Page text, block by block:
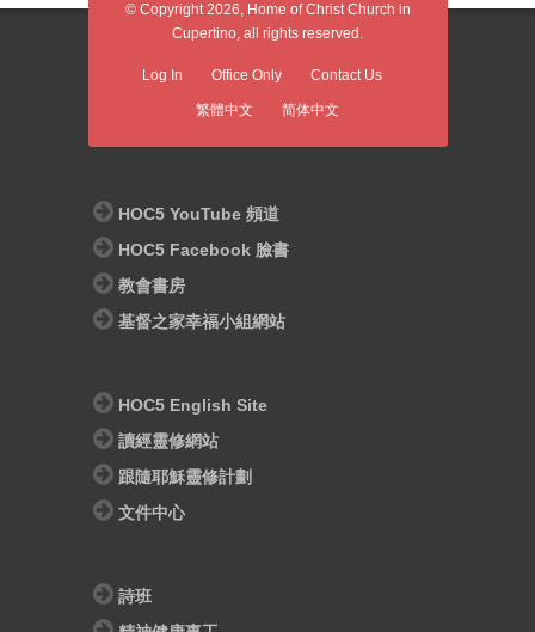
© Copyright 2026, Home of Christ Church in
Cupertino, all rights reserved.
Log In Office Only Contact Us
繁體中文 简体中文
HOC5 YouTube 頻道
HOC5 Facebook 臉書
教會書房
基督之家幸福小組網站
HOC5 English Site
讀經靈修網站
跟隨耶穌靈修計劃
文件中心
詩班